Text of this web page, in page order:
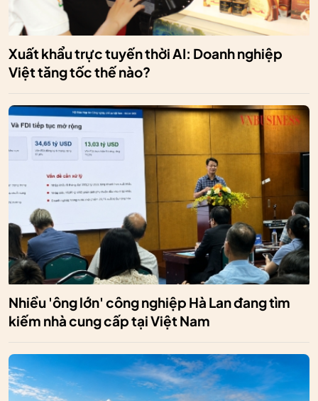
Xuất khẩu trực tuyến thời AI: Doanh nghiệp
Việt tăng tốc thế nào?
Nhiều 'ông lớn' công nghiệp Hà Lan đang tìm
kiếm nhà cung cấp tại Việt Nam